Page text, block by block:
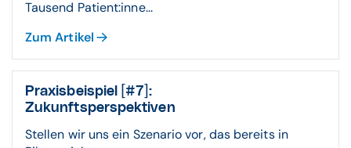
Tausend Patient:inne...
Zum Artikel
Praxis­bei­spiel [#7]:
Zukunfts­pers­pektiven
Stellen wir uns ein Szenario vor, das bereits in